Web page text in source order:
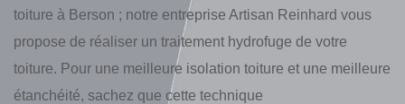
toiture à Berson ; notre entreprise Artisan Reinhard vous
propose de réaliser un traitement hydrofuge de votre
toiture. Pour une meilleure isolation toiture et une meilleure
étanchéité, sachez que cette technique